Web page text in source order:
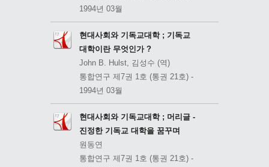
1994년 03월
현대사회와 기독교대학 ; 기독교
대학이란 무엇인가 ?
John B. Hulst, 김성수 (역)
통합연구 제7권 1호 (통권 21호) -
1994년 03월
현대사회와 기독교대학 ; 머리글 -
진정한 기독교 대학을 꿈꾸며
원동연
통합연구 제7권 1호 (통권 21호) -